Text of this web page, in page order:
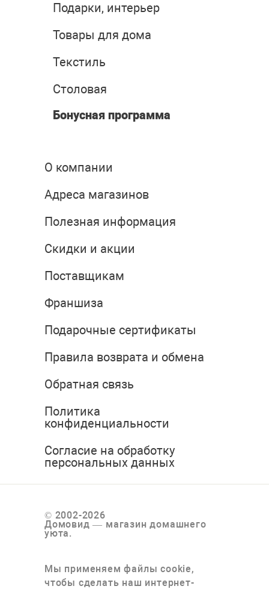
Подарки, интерьер
Товары для дома
Текстиль
Столовая
Бонусная программа
О компании
Адреса магазинов
Полезная информация
Скидки и акции
Поставщикам
Франшиза
Подарочные сертификаты
Правила возврата и обмена
Обратная связь
Политика
конфиденциальности
Согласие на обработку
персональных данных
© 2002-2026
Домовид — магазин домашнего
уюта.
Мы применяем файлы cookie,
чтобы сделать наш интернет-